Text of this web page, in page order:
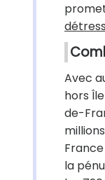
Avec
hors
de-
la